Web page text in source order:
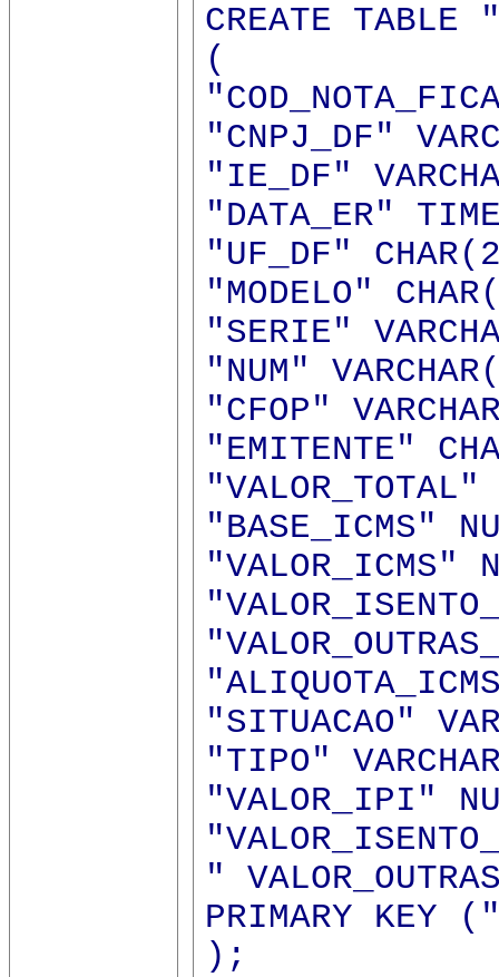
CREATE TABLE
(
"CNPJ_DF"
"IE_DF"
"DATA_ER"
"UF_DF"
"MODELO"
"SERIE"
"NUM"
"CFOP"
"EMITENTE"
"BASE_ICMS"
"VALOR_ICMS"
"SITUACAO"
"TIPO"
"VALOR_IPI"
"
PRIMARY KEY
);